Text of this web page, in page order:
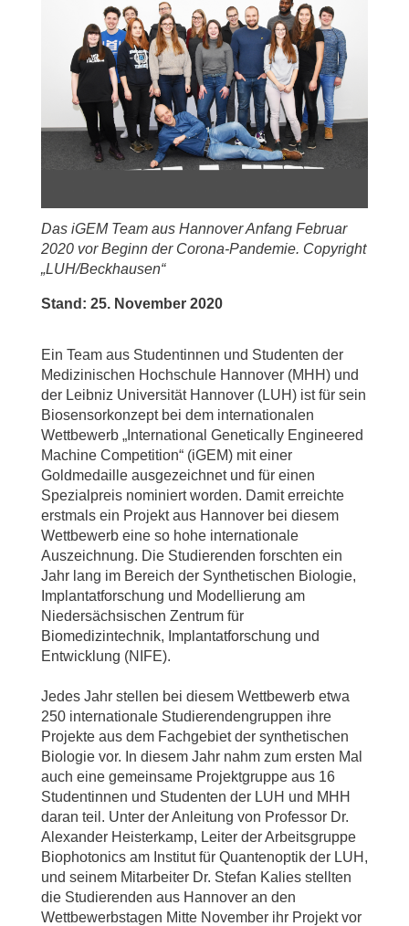
Das iGEM Team aus Hannover Anfang Februar
2020 vor Beginn der Corona-Pandemie. Copyright
„LUH/Beckhausen“
Stand: 25. November 2020
Ein Team aus Studentinnen und Studenten der
Medizinischen Hochschule Hannover (MHH) und
der Leibniz Universität Hannover (LUH) ist für sein
Biosensorkonzept bei dem internationalen
Wettbewerb „International Genetically Engineered
Machine Competition“ (iGEM) mit einer
Goldmedaille ausgezeichnet und für einen
Spezialpreis nominiert worden. Damit erreichte
erstmals ein Projekt aus Hannover bei diesem
Wettbewerb eine so hohe internationale
Auszeichnung. Die Studierenden forschten ein
Jahr lang im Bereich der Synthetischen Biologie,
Implantatforschung und Modellierung am
Niedersächsischen Zentrum für
Biomedizintechnik, Implantatforschung und
Entwicklung (NIFE).
Jedes Jahr stellen bei diesem Wettbewerb etwa
250 internationale Studierendengruppen ihre
Projekte aus dem Fachgebiet der synthetischen
Biologie vor. In diesem Jahr nahm zum ersten Mal
auch eine gemeinsame Projektgruppe aus 16
Studentinnen und Studenten der LUH und MHH
daran teil. Unter der Anleitung von Professor Dr.
Alexander Heisterkamp, Leiter der Arbeitsgruppe
Biophotonics am Institut für Quantenoptik der LUH,
und seinem Mitarbeiter Dr. Stefan Kalies stellten
die Studierenden aus Hannover an den
Wettbewerbstagen Mitte November ihr Projekt vor